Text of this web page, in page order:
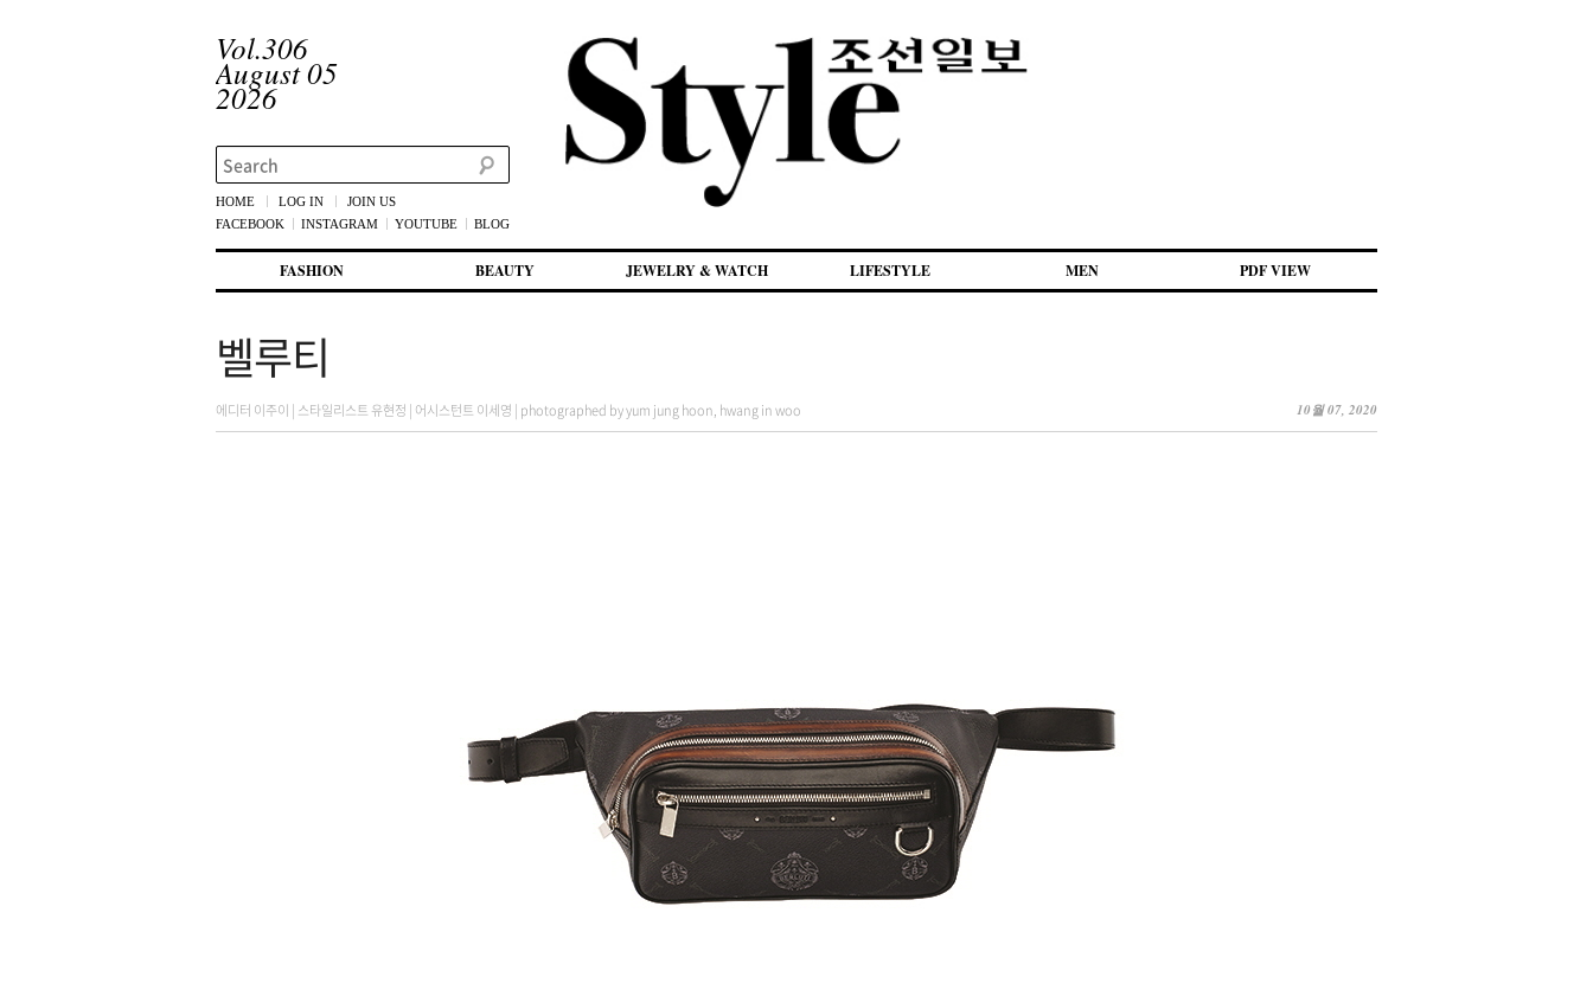
Vol.306
August 05
2026
Search
HOME LOG IN
JOIN US
FACEBOOK
INSTAGRAM YOUTUBE BLOG
첫번째 컨텐츠로 뛰어넘기
두번째 컨텐츠로 뛰어넘기
FASHION BEAUTY JEWELRY & WATCH LIFESTYLE MEN PDF VIEW
벨루티
10월 07, 2020
에디터 이주이 | 스타일리스트 유현정 | 어시스턴트 이세영 | photographed by yum jung hoon, hwang in woo